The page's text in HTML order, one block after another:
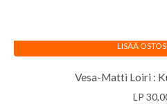
Vesa-Matti Loiri :
LP
LISÄÄ